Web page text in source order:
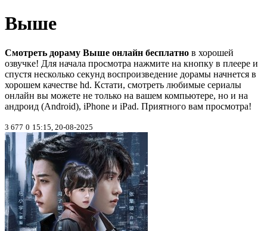
Выше
Смотреть дораму Выше онлайн бесплатно в хорошей
озвучке! Для начала просмотра нажмите на кнопку в плеере и
спустя несколько секунд воспроизведение дорамы начнется в
хорошем качестве hd. Кстати, смотреть любимые сериалы
онлайн вы можете не только на вашем компьютере, но и на
андроид (Android), iPhone и iPad. Приятного вам просмотра!
3 677 0 15:15, 20-08-2025